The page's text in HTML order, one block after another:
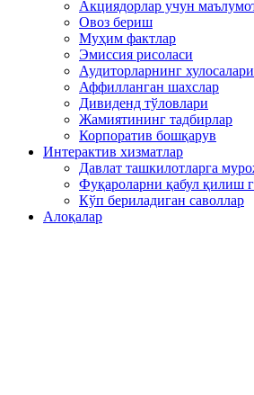
Акциядорлар учун
Овоз бериш
Муҳим фактлар
Эмиссия рисоласи
Аудиторларнинг хулосалари
Аффилланган шахслар
Дивиденд тўловлари
Жамиятининг тадбирлар
Корпоратив бошқарув
Интерактив хизматлар
Давлат ташкилотларга
Фуқароларни қабул қилиш
Кўп бериладиган саволлар
Алоқалар